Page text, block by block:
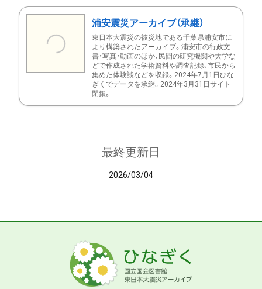
浦安震災アーカイブ（承継）
東日本大震災の被災地である千葉県浦安市に
より構築されたアーカイブ。浦安市の行政文
書・写真・動画のほか、民間の研究機関や大学な
どで作成された学術資料や調査記録、市民から
集めた体験談などを収録。2024年7月1日ひな
ぎくでデータを承継。2024年3月31日サイト
閉鎖。
最終更新日
2026/03/04